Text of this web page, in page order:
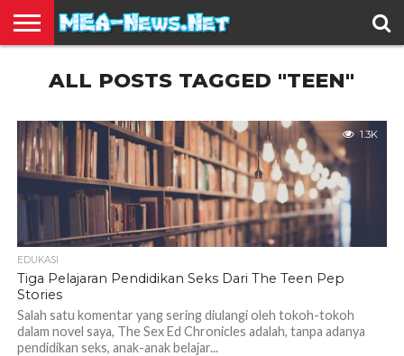
TERBARU
EDUKASI
HIBURAN
INSPIRASI
KESEHATAN
KULINER
OLAH
RAGA
OTOMOTIF
TRAVEL
JUAL
BELI
ALL POSTS TAGGED "TEEN"
1.3K
EDUKASI
Tiga Pelajaran Pendidikan Seks Dari The Teen Pep
Stories
Salah satu komentar yang sering diulangi oleh tokoh-tokoh
dalam novel saya, The Sex Ed Chronicles adalah, tanpa adanya
pendidikan seks, anak-anak belajar...